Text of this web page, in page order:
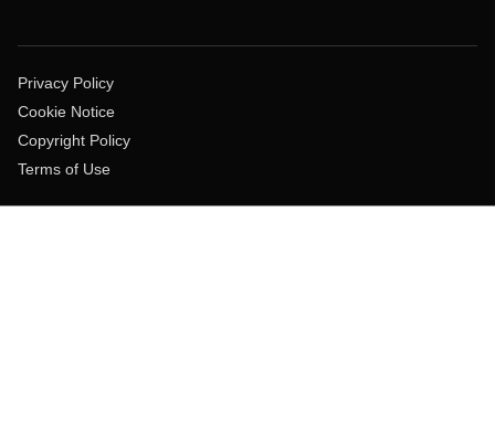
Privacy Policy
Cookie Notice
Copyright Policy
Terms of Use